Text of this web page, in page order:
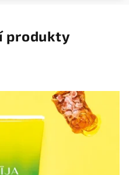
produkty